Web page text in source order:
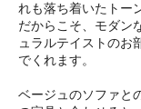
れも落ち着いたトー
だからこそ、モダン
ュラルテイストのお
でくれます。
ベージュのソファと